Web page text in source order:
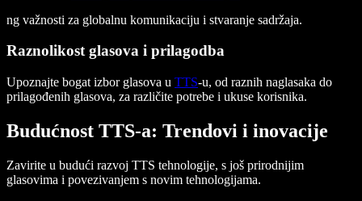
ng važnosti za globalnu komunikaciju i stvaranje sadržaja.
Raznolikost glasova i prilagodba
Upoznajte bogat izbor glasova u TTS-u, od raznih naglasaka do
prilagođenih glasova, za različite potrebe i ukuse korisnika.
Budućnost TTS-a: Trendovi i inovacije
Zavirite u budući razvoj TTS tehnologije, s još prirodnijim
glasovima i povezivanjem s novim tehnologijama.